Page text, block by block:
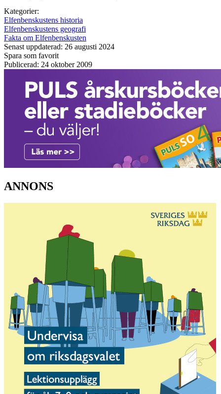
Kategorier:
Elfenbenskustens historia
Elfenbenskustens geografi
Fakta om Elfenbenskusten
Senast uppdaterad: 26 augusti 2024
Spara som favorit
Publicerad: 24 oktober 2009
ANNONS